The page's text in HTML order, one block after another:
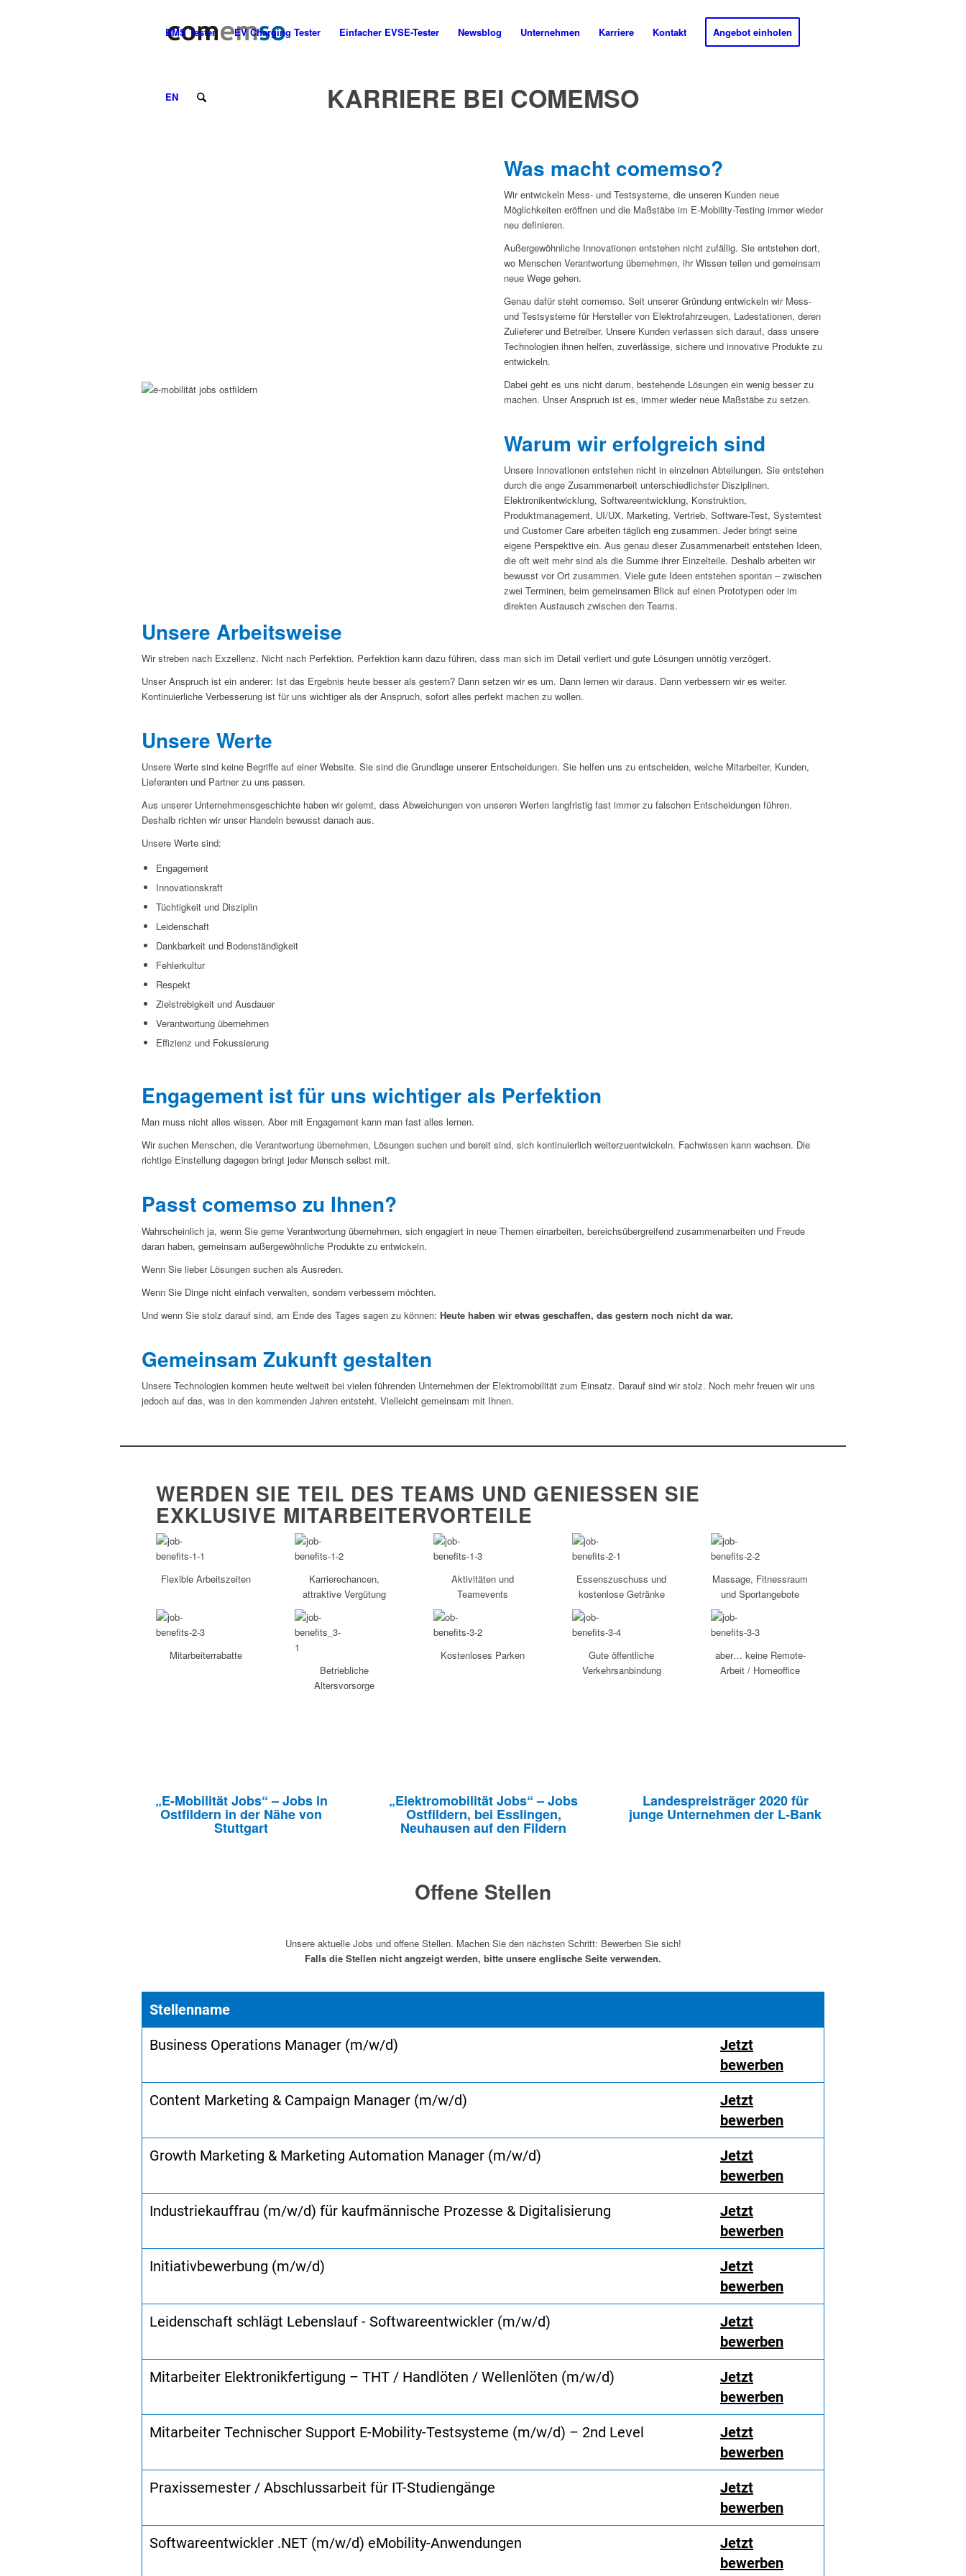
BMS Tester EV Charging Tester Einfacher EVSE-Tester Newsblog Unternehmen Karriere Kontakt Angebot einholen
EN KARRIERE BEI COMEMSO
Was macht comemso?
Wir entwickeln Mess- und Testsysteme, die unseren Kunden neue
Möglichkeiten eröffnen und die Maßstäbe im E-Mobility-Testing immer wieder
neu definieren.
Außergewöhnliche Innovationen entstehen nicht zufällig. Sie entstehen dort,
wo Menschen Verantwortung übernehmen, ihr Wissen teilen und gemeinsam
neue Wege gehen.
Genau dafür steht comemso. Seit unserer Gründung entwickeln wir Mess-
und Testsysteme für Hersteller von Elektrofahrzeugen, Ladestationen, deren
Zulieferer und Betreiber. Unsere Kunden verlassen sich darauf, dass unsere
Technologien ihnen helfen, zuverlässige, sichere und innovative Produkte zu
entwickeln.
Dabei geht es uns nicht darum, bestehende Lösungen ein wenig besser zu
machen. Unser Anspruch ist es, immer wieder neue Maßstäbe zu setzen.
Warum wir erfolgreich sind
Unsere Innovationen entstehen nicht in einzelnen Abteilungen. Sie entstehen
durch die enge Zusammenarbeit unterschiedlichster Disziplinen.
Elektronikentwicklung, Softwareentwicklung, Konstruktion,
Produktmanagement, UI/UX, Marketing, Vertrieb, Software-Test, Systemtest
und Customer Care arbeiten täglich eng zusammen. Jeder bringt seine
eigene Perspektive ein. Aus genau dieser Zusammenarbeit entstehen Ideen,
die oft weit mehr sind als die Summe ihrer Einzelteile. Deshalb arbeiten wir
bewusst vor Ort zusammen. Viele gute Ideen entstehen spontan – zwischen
zwei Terminen, beim gemeinsamen Blick auf einen Prototypen oder im
direkten Austausch zwischen den Teams.
Unsere Arbeitsweise
Wir streben nach Exzellenz. Nicht nach Perfektion. Perfektion kann dazu führen, dass man sich im Detail verliert und gute Lösungen unnötig verzögert.
Unser Anspruch ist ein anderer: Ist das Ergebnis heute besser als gestern? Dann setzen wir es um. Dann lernen wir daraus. Dann verbessern wir es weiter.
Kontinuierliche Verbesserung ist für uns wichtiger als der Anspruch, sofort alles perfekt machen zu wollen.
Unsere Werte
Unsere Werte sind keine Begriffe auf einer Website. Sie sind die Grundlage unserer Entscheidungen. Sie helfen uns zu entscheiden, welche Mitarbeiter, Kunden,
Lieferanten und Partner zu uns passen.
Aus unserer Unternehmensgeschichte haben wir gelernt, dass Abweichungen von unseren Werten langfristig fast immer zu falschen Entscheidungen führen.
Deshalb richten wir unser Handeln bewusst danach aus.
Unsere Werte sind:
Engagement
Innovationskraft
Tüchtigkeit und Disziplin
Leidenschaft
Dankbarkeit und Bodenständigkeit
Fehlerkultur
Respekt
Zielstrebigkeit und Ausdauer
Verantwortung übernehmen
Effizienz und Fokussierung
Engagement ist für uns wichtiger als Perfektion
Man muss nicht alles wissen. Aber mit Engagement kann man fast alles lernen.
Wir suchen Menschen, die Verantwortung übernehmen, Lösungen suchen und bereit sind, sich kontinuierlich weiterzuentwickeln. Fachwissen kann wachsen. Die
richtige Einstellung dagegen bringt jeder Mensch selbst mit.
Passt comemso zu Ihnen?
Wahrscheinlich ja, wenn Sie gerne Verantwortung übernehmen, sich engagiert in neue Themen einarbeiten, bereichsübergreifend zusammenarbeiten und Freude
daran haben, gemeinsam außergewöhnliche Produkte zu entwickeln.
Wenn Sie lieber Lösungen suchen als Ausreden.
Wenn Sie Dinge nicht einfach verwalten, sondern verbessern möchten.
Und wenn Sie stolz darauf sind, am Ende des Tages sagen zu können: Heute haben wir etwas geschaffen, das gestern noch nicht da war.
Gemeinsam Zukunft gestalten
Unsere Technologien kommen heute weltweit bei vielen führenden Unternehmen der Elektromobilität zum Einsatz. Darauf sind wir stolz. Noch mehr freuen wir uns
jedoch auf das, was in den kommenden Jahren entsteht. Vielleicht gemeinsam mit Ihnen.
WERDEN SIE TEIL DES TEAMS UND GENIESSEN SIE E
XKLUSIVE MITARBEITERVORTEILE
Flexible Arbeitszeiten
Karrierechancen,
attraktive Vergütung
Aktivitäten und
Teamevents
Essenszuschuss und
kostenlose Getränke
Massage, Fitnessraum
und Sportangebote
Mitarbeiterrabatte
Betriebliche
Altersvorsorge
Kostenloses Parken
Gute öffentliche
Verkehrsanbindung
aber… keine Remote-
Arbeit / Homeoffice
„E-Mobilität Jobs“ – Jobs in
Ostfildern in der Nähe von
Stuttgart
„Elektromobilität Jobs“ – Jobs
Ostfildern, bei Esslingen,
Neuhausen auf den Fildern
Landespreisträger 2020 für
junge Unternehmen der L-Bank
Offene Stellen
Unsere aktuelle Jobs und offene Stellen. Machen Sie den nächsten Schritt: Bewerben Sie sich!
Falls die Stellen nicht angzeigt werden, bitte unsere englische Seite verwenden.